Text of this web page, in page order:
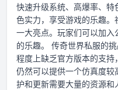
快速升级系统、高爆率、
色实力，享受游戏的乐趣
一大亮点。玩家们可以加
的乐趣。 传奇世界私服的
程度上缺乏官方版本的支持
仍然可以提供一个仿真度
护和更新需要大量的资源